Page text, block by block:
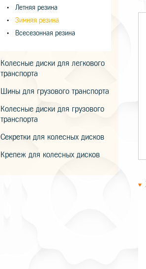
Летняя резина
Зимняя резина
Всесезонная резина
Колесные диски для легкового
транспорта
Шины для грузового транспорта
Колесные диски для грузового
транспорта
Секретки для колесных дисков
Крепеж для колесных дисков